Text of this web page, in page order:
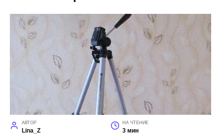
АВТОР
Lina_Z
НА ЧТЕНИЕ
3 мин